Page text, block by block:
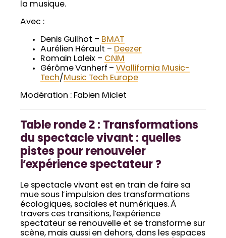
la musique.
Avec :
Denis Guilhot – BMAT
Aurélien Hérault – Deezer
Romain Laleix – CNM
Gérôme Vanherf – Wallifornia Music-
Tech/Music Tech Europe
Modération : Fabien Miclet
Table ronde 2 : Transformations
du spectacle vivant : quelles
pistes pour renouveler
l’expérience spectateur ?
Le spectacle vivant est en train de faire sa
mue sous l’impulsion des transformations
écologiques, sociales et numériques. À
travers ces transitions, l’expérience
spectateur se renouvelle et se transforme sur
scène, mais aussi en dehors, dans les espaces